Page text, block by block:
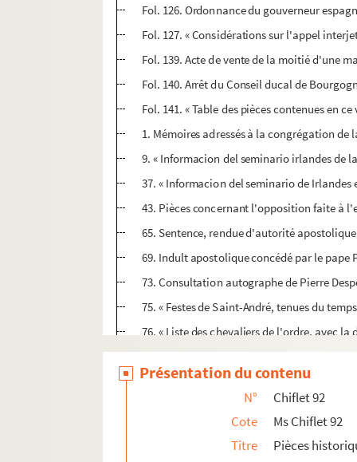
Fol. 126. Ordonnance du gouverneur
Fol. 127. « Considérations sur l'appel
Fol. 139. Acte de vente de la moitié d'une
Fol. 140. Arrêt du Conseil ducal de
Fol. 141. « Table des pièces contenues en ce
1. Mémoires adressés à la congrégation
9. « Informacion del seminario irlandes de
37. « Informacion del seminario de
43. Pièces concernant l'opposition faite à
65. Sentence, rendue d'autorité
69. Indult apostolique concédé par le
73. Consultation autographe de Pierre
75. « Festes de Saint-André, tenues du
76. « Liste des chevaliers de l'ordre, avec
92. « Politum praebendarum, dignitatum,
106. « Cayer des abbayes et prieurés et
108. « Catalogue exacte (sic) des
120. Manifeste de Louis XIV, sous forme
126. Ordonnance du gouverneur
Présentation du contenu
N°
Chiflet 92
Cote
Ms Chiflet 92
Titre
Pièces